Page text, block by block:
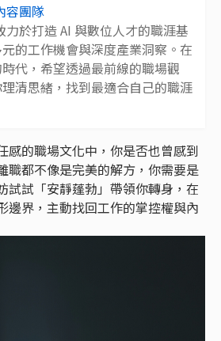
容團隊
於打造 AI 與數位人才的職涯基
的工作機會與深度產業洞察。在
代，希望透過最前線的職場觀
清思緒，找到最適合自己的職涯
感的職場文化中，你是否也曾感到
職都不像是完美的解方，你需要是
試試「安靜蓬勃」帶領你轉身，在
邊界，主動找回工作的掌控權與內